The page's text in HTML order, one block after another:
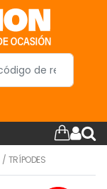
/ TRÍPODES